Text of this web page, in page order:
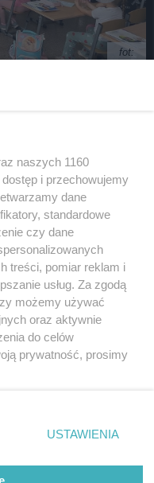
fot:
do szkoły"
korzystania z portali
sięz nami
naszych 1160
i przechowujemy
dane
standardowe
czy dane
treści, pomiar reklam i
usług. Za zgodą
możemy używać
oraz aktywnie
do celów
prywatność, prosimy
dolnym rogu strony
danych nie wymagają
sprzeciwić się
będą miały
USTAWIENIA